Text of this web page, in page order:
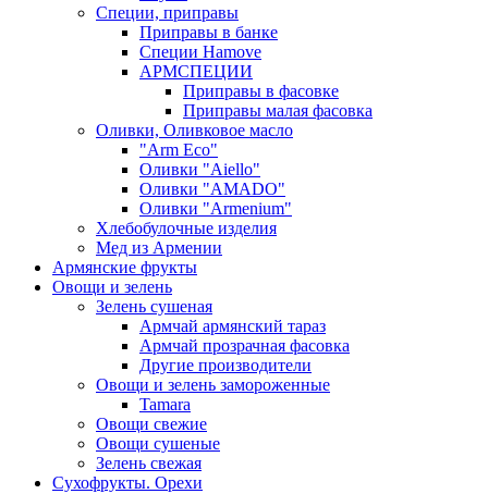
Специи, приправы
Приправы в банке
Специи Hamove
АРМСПЕЦИИ
Приправы в фасовке
Приправы малая фасовка
Оливки, Оливковое масло
"Arm Eco"
Оливки "Aiello"
Оливки "AMADO"
Оливки "Armenium"
Хлебобулочные изделия
Мед из Армении
Армянские фрукты
Овощи и зелень
Зелень сушеная
Армчай армянский тараз
Армчай прозрачная фасовка
Другие производители
Овощи и зелень замороженные
Tamara
Овощи свежие
Овощи сушеные
Зелень свежая
Сухофрукты. Орехи